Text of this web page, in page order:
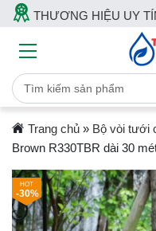
THƯƠNG HIỆU UY
Trang chủ» Bộ vòi tưới
Brown R330TBR dài 30
-30%